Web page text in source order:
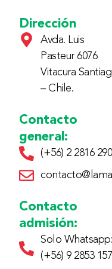
Dirección
Avda. Luis
Pasteur 6076
Vitacura
– Chile.
Contacto
general:
(+56) 2 2816
Contacto
admisión:
Solo Whatsapp:
(+56) 9 2853